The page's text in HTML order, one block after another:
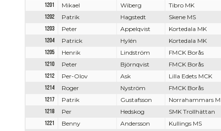
1201 Mikael Wiberg
Tibro MK
1202
Patrik Hagstedt
Skene MS
1203
Peter Appelqvist
Kortedala MK
1204
Patrick Hylén
Kortedala MK
1205
Henrik Lindström
FMCK Borås
1210
Peter Björnqvist
FMCK Borås
1212
Per-Olov Ask
Lilla Edets MCK
1214
Roger Nyström
FMCK Borås
1217
Patrik Gustafsson
Norrahammars
1218
Per Hedskog
SMK Trollhättan
1221
Benny Andersson
Kullings MS